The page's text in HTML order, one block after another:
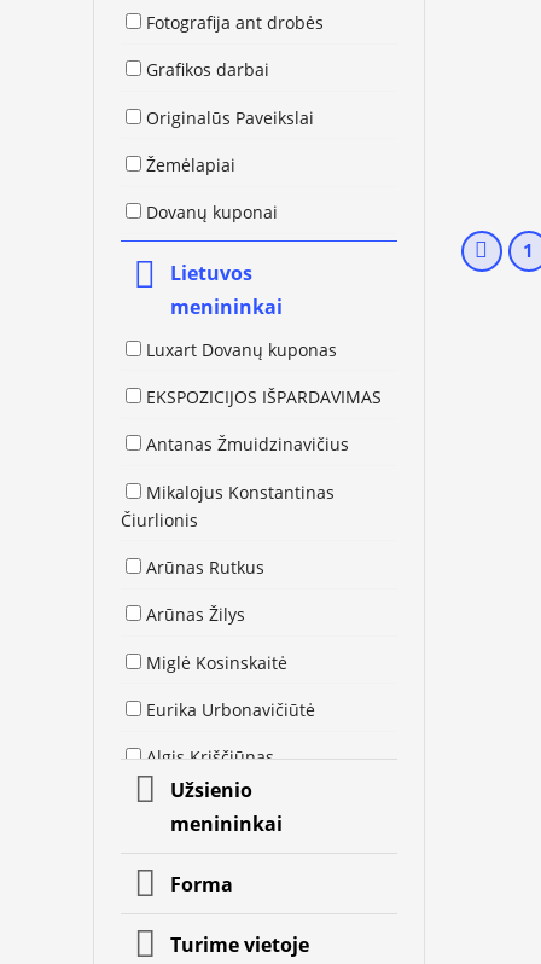
Fotografija ant drobės
Grafikos darbai
Originalūs Paveikslai
Žemėlapiai
Dovanų kuponai
Lietuvos
menininkai
Luxart Dovanų kuponas
EKSPOZICIJOS IŠPARDAVIMAS
Antanas Žmuidzinavičius
Mikalojus Konstantinas
Čiurlionis
Arūnas Rutkus
Arūnas Žilys
Miglė Kosinskaitė
Eurika Urbonavičiūtė
Algis Kriščiūnas
Inga Noir Mrazauskė
Kristina Asinus
Jolita Vaitkutė
Sigitas Mickevičius
Užsienio
menininkai
Forma
Turime vietoje
1